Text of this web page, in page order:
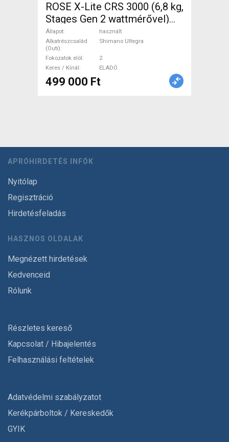
ROSE X-Lite CRS 3000 (6,8 kg,
Stages Gen 2 wattmérővel)
Országúti Shimano Ultegra
patkófék használt ELADÓ
Állapot
használt
Alkatrészcsalád
(Outi)
Shimano Ultegra
Fokozatok elöl
2
Keres / Kínál
ELADÓ
499 000 Ft
APRÓHIRDETÉS INFÓK
Nyitólap
Regisztráció
Hirdetésfeladás
HASZNOS OLDALAK
Megnézett hirdetések
Kedvenceid
Rólunk
Részletes kereső
Kapcsolat / Hibajelentés
Felhasználási feltételek
Adatvédelmi szabályzatot
Kerékpárboltok / Kereskedők
GYIK